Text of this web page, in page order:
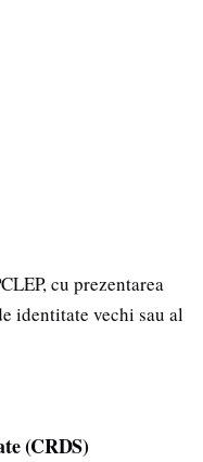
cu prezentarea
identitate vechi sau al
(CRDS)